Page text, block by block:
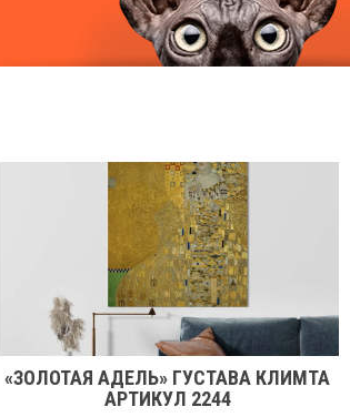
«ЗОЛОТАЯ АДЕЛЬ» ГУСТАВА КЛИМТА
АРТИКУЛ 2244